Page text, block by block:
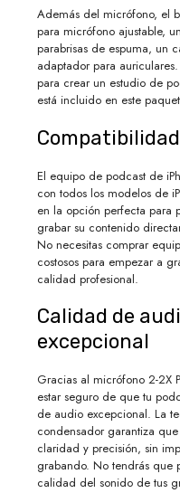
Además del micrófono, el
para micrófono ajustable,
parabrisas de espuma, un
adaptador para
para crear un estudio de
está incluido en este
El equipo de podcast de
con todos los modelos de
en la opción perfecta para
grabar su contenido
No necesitas comprar
costosos para empezar a
calidad profesional.
Calidad de
excepcional
Gracias al micrófono 2-2X
estar seguro de que tu
de audio excepcional. La
condensador garantiza
claridad y precisión, sin
grabando. No tendrás que
calidad del sonido de tus